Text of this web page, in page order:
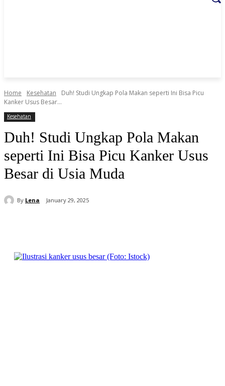
Home Kesehatan
Duh! Studi Ungkap Pola Makan seperti Ini Bisa Picu
Kanker Usus Besar...
Kesehatan
Duh! Studi Ungkap Pola Makan
seperti Ini Bisa Picu Kanker Usus
Besar di Usia Muda
By Lena January 29, 2025